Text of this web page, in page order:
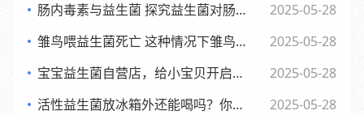
肠内毒素与益生菌 探究益生菌对肠内毒素的作用及功效
2025-05-28
雏鸟喂益生菌死亡 这种情况下雏鸟还能否食用
2025-05-28
宝宝益生菌自营店，给小宝贝开启肠道新世界，舒适快乐每一天
2025-05-28
活性益生菌放冰箱外还能喝吗？你可能不知道的
2025-05-28